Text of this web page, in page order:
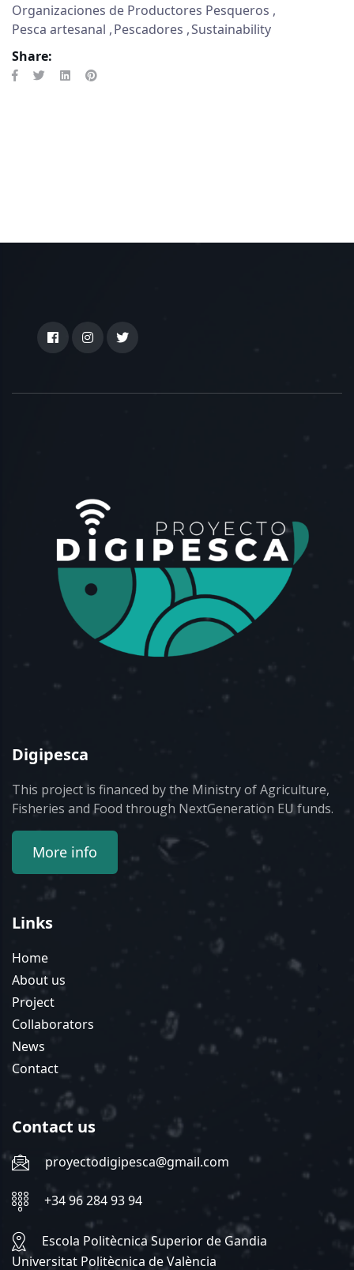
Organizaciones de Productores Pesqueros
Pesca artesanal Pescadores Sustainability
Share:
Digipesca
This project is financed by the Ministry of Agriculture,
Fisheries and Food through NextGeneration EU funds.
More info
Links
Home
About us
Project
Collaborators
News
Contact
Contact us
proyectodigipesca@gmail.com
+34 96 284 93 94
Escola Politècnica Superior de Gandia
Universitat Politècnica de València